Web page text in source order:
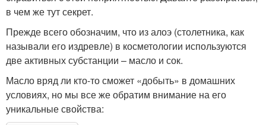
в чем же тут секрет.
Прежде всего обозначим, что из алоэ (столетника, как
называли его издревле) в косметологии используются
две активных субстанции – масло и сок.
Масло вряд ли кто-то сможет «добыть» в домашних
условиях, но мы все же обратим внимание на его
уникальные свойства: